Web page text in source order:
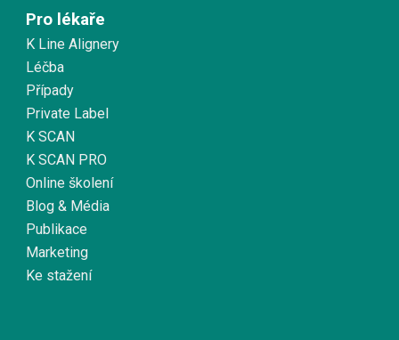
Pro lékaře
K Line Alignery
Léčba
Případy
Private Label
K SCAN
K SCAN PRO
Online školení
Blog & Média
Publikace
Marketing
Ke stažení